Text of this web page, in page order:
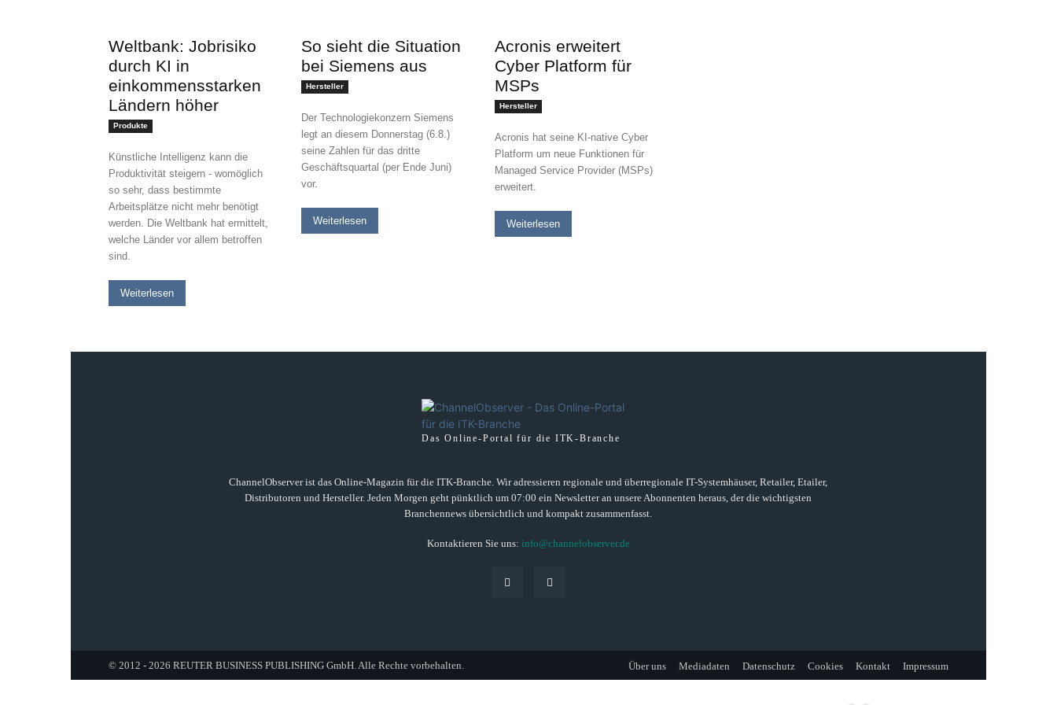
Weltbank: Jobrisiko
durch KI in
einkommensstarken
Ländern höher
Produkte
Künstliche Intelligenz kann die
Produktivität steigern - womöglich
so sehr, dass bestimmte
Arbeitsplätze nicht mehr benötigt
werden. Die Weltbank hat ermittelt,
welche Länder vor allem betroffen
sind.
Weiterlesen
So sieht die Situation
bei Siemens aus
Hersteller
Der Technologiekonzern Siemens
legt an diesem Donnerstag (6.8.)
seine Zahlen für das dritte
Geschäftsquartal (per Ende Juni)
vor.
Weiterlesen
Acronis erweitert
Cyber Platform für
MSPs
Hersteller
Acronis hat seine KI-native Cyber
Platform um neue Funktionen für
Managed Service Provider (MSPs)
erweitert.
Weiterlesen
Das Online-Portal für die ITK-Branche
ChannelObserver ist das Online-Magazin für die ITK-Branche. Wir adressieren regionale und überregionale IT-Systemhäuser, Retailer, Etailer,
Distributoren und Hersteller. Jeden Morgen geht pünktlich um 07:00 ein Newsletter an unsere Abonnenten heraus, der die wichtigsten
Branchennews übersichtlich und kompakt zusammenfasst.
Kontaktieren Sie uns: info@channelobserver.de
© 2012 - 2026 REUTER BUSINESS PUBLISHING GmbH. Alle Rechte vorbehalten. Über uns Mediadaten Datenschutz Cookies Kontakt Impressum